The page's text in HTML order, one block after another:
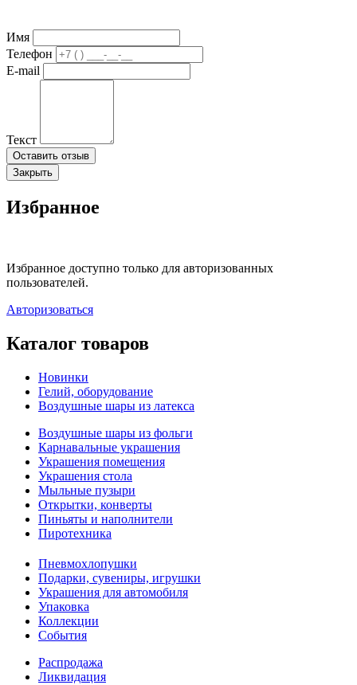
Имя
Телефон
E-mail
Текст
Оставить отзыв
Закрыть
Избранное
Избранное доступно только для авторизованных
пользователей.
Авторизоваться
Каталог товаров
Новинки
Гелий, оборудование
Воздушные шары из латекса
Воздушные шары из фольги
Карнавальные украшения
Украшения помещения
Украшения стола
Мыльные пузыри
Открытки, конверты
Пиньяты и наполнители
Пиротехника
Пневмохлопушки
Подарки, сувениры, игрушки
Украшения для автомобиля
Упаковка
Коллекции
События
Распродажа
Ликвидация